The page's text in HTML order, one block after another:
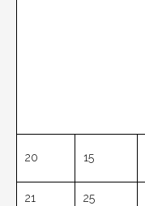
20 15
21 25